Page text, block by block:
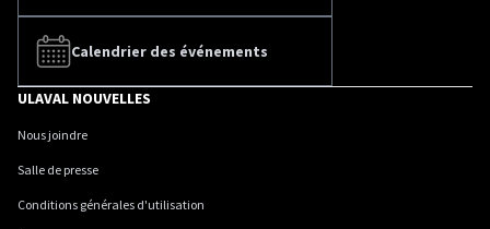
Calendrier des événements
ULAVAL NOUVELLES
Nous joindre
Salle de presse
Conditions générales d'utilisation